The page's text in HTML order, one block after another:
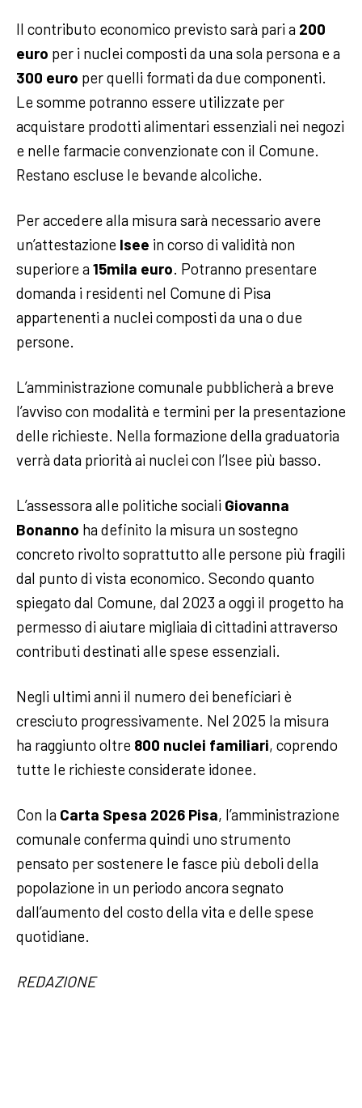
Il contributo economico previsto sarà pari a 200
euro per i nuclei composti da una sola persona e a
300 euro per quelli formati da due componenti.
Le somme potranno essere utilizzate per
acquistare prodotti alimentari essenziali nei negozi
e nelle farmacie convenzionate con il Comune.
Restano escluse le bevande alcoliche.
Per accedere alla misura sarà necessario avere
un’attestazione Isee in corso di validità non
superiore a 15mila euro. Potranno presentare
domanda i residenti nel Comune di Pisa
appartenenti a nuclei composti da una o due
persone.
L’amministrazione comunale pubblicherà a breve
l’avviso con modalità e termini per la presentazione
delle richieste. Nella formazione della graduatoria
verrà data priorità ai nuclei con l’Isee più basso.
L’assessora alle politiche sociali Giovanna
Bonanno ha definito la misura un sostegno
concreto rivolto soprattutto alle persone più fragili
dal punto di vista economico. Secondo quanto
spiegato dal Comune, dal 2023 a oggi il progetto ha
permesso di aiutare migliaia di cittadini attraverso
contributi destinati alle spese essenziali.
Negli ultimi anni il numero dei beneficiari è
cresciuto progressivamente. Nel 2025 la misura
ha raggiunto oltre 800 nuclei familiari, coprendo
tutte le richieste considerate idonee.
Con la Carta Spesa 2026 Pisa, l’amministrazione
comunale conferma quindi uno strumento
pensato per sostenere le fasce più deboli della
popolazione in un periodo ancora segnato
dall’aumento del costo della vita e delle spese
quotidiane.
REDAZIONE